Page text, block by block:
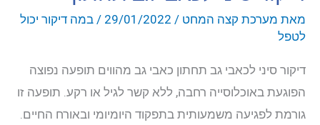
מאת מערכת קצה המחט /
29/01/2022
/ במה דיקור יכול
לטפל
דיקור סיני לכאבי גב תחתון כאבי גב מהווים תופעה נפוצה
הפוגעת באוכלוסייה רחבה, ללא קשר לגיל או רקע. תופעה זו
גורמת לפגיעה משמעותית בתפקוד היומיומי ובאורח החיים.
התחבר